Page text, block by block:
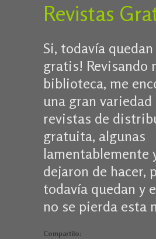
Revistas
Si, todavía quedan
gratis! Revisando
biblioteca, me
una gran variedad
revistas de
gratuita, algunas
lamentablemente
dejaron de hacer,
todavía quedan y
no se pierda esta
Compartilo: